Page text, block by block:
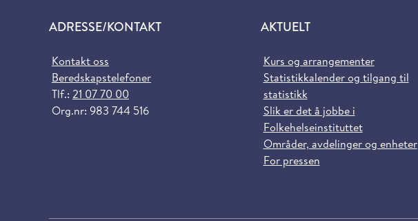
ADRESSE/KONTAKT
Kontakt oss
Beredskapstelefoner
Tlf.: 21 07 70 00
Org.nr: 983 744 516
AKTUELT
Kurs og arrangementer
Statistikkalender og tilgang til
statistikk
Slik er det å jobbe i
Folkehelseinstituttet
Områder, avdelinger og enheter
For pressen